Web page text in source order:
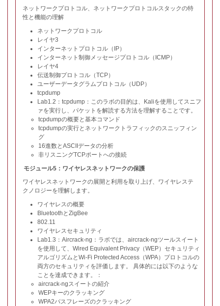
ネットワークプロトコル、ネットワークプロトコルスタックの特
性と機能の理解
ネットワークプロトコル
レイヤ3
インターネットプロトコル（IP）
インターネット制御メッセージプロトコル（ICMP）
レイヤ4
伝送制御プロトコル（TCP）
ユーザーデータグラムプロトコル（UDP）
tcpdump
Lab1.2：tcpdump：このラボの目的は、Kaliを使用してスニフ
ァを実行し、パケットを解読する方法を理解することです。
tcpdumpの概要と基本コマンド
tcpdumpの実行とネットワークトラフィックのスニッフィン
グ
16進数とASCIIデータの分析
非リスニングTCPポートへの接続
モジュール5：ワイヤレスネットワークの保護
ワイヤレスネットワークの展開と利用を取り上げ、ワイヤレステ
クノロジーを理解します。
ワイヤレスの概要
BluetoothとZigBee
802.11
ワイヤレスセキュリティ
Lab1.3：Aircrack-ng：ラボでは、aircrack-ngツールスイート
を使用して、Wired Equivalent Privacy（WEP）セキュリティ
アルゴリズムとWi-Fi Protected Access（WPA）プロトコルの
両方のセキュリティを評価します。 具体的には以下のような
ことを達成できます。：
aircrack-ngスイートの紹介
WEPキーのクラッキング
WPA2パスフレーズのクラッキング